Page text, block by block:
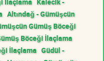
Altındağ - Gümüşcün
Gümüş Böceği
Böceği İlaçlama
İlaçlama Güdül -